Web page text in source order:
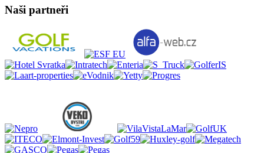
Naši partneři